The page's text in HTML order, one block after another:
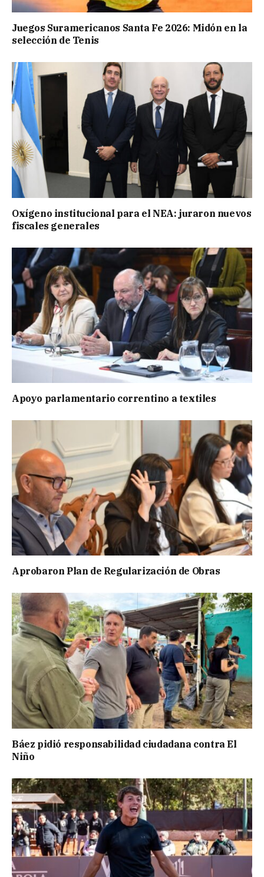
Juegos Suramericanos Santa Fe 2026: Midón en la
selección de Tenis
Oxígeno institucional para el NEA: juraron nuevos
fiscales generales
Apoyo parlamentario correntino a textiles
Aprobaron Plan de Regularización de Obras
Báez pidió responsabilidad ciudadana contra El
Niño